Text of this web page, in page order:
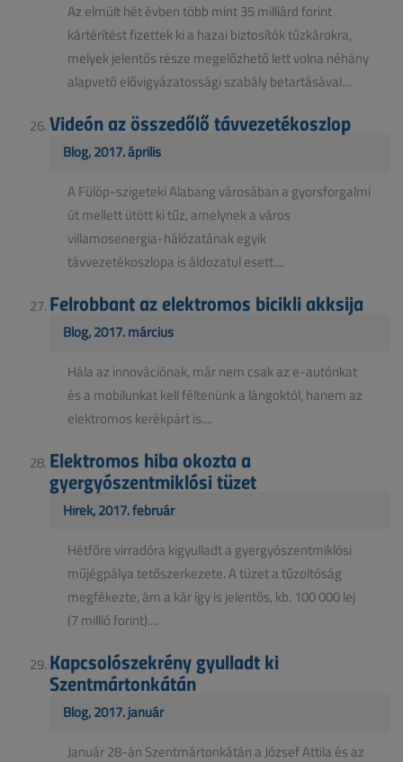
Az elmúlt hét évben több mint 35 milliárd forint
kártérítést fizettek ki a hazai biztosítók tűzkárokra,
melyek jelentős része megelőzhető lett volna néhány
alapvető elővigyázatossági szabály betartásával....
Videón az összedőlő távvezetékoszlop
Blog, 2017. április
A Fülöp-szigeteki Alabang városában a gyorsforgalmi
út mellett ütött ki tűz, amelynek a város
villamosenergia-hálózatának egyik
távvezetékoszlopa is áldozatul esett....
Felrobbant az elektromos bicikli akksija
Blog, 2017. március
Hála az innovációnak, már nem csak az e-autónkat
és a mobilunkat kell féltenünk a lángoktól, hanem az
elektromos kerékpárt is....
Elektromos hiba okozta a
gyergyószentmiklósi tüzet
Hírek, 2017. február
Hétfőre virradóra kigyulladt a gyergyószentmiklósi
műjégpálya tetőszerkezete. A tüzet a tűzoltóság
megfékezte, ám a kár így is jelentős, kb. 100 000 lej
(7 millió forint)....
Kapcsolószekrény gyulladt ki
Szentmártonkátán
Blog, 2017. január
Január 28-án Szentmártonkátán a József Attila és az